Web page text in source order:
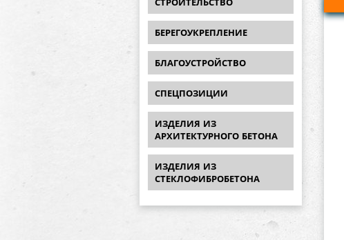
СТРОИТЕЛЬСТВО
БЕРЕГОУКРЕПЛЕНИЕ
БЛАГОУСТРОЙСТВО
СПЕЦПОЗИЦИИ
ИЗДЕЛИЯ ИЗ
АРХИТЕКТУРНОГО БЕТОНА
ИЗДЕЛИЯ ИЗ
СТЕКЛОФИБРОБЕТОНА